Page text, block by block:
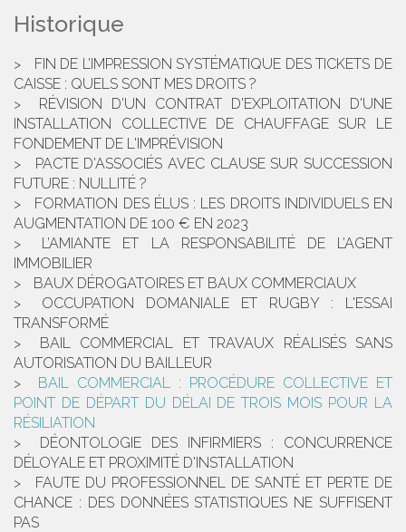
Historique
FIN DE L’IMPRESSION SYSTÉMATIQUE DES TICKETS DE
CAISSE : QUELS SONT MES DROITS ?
RÉVISION D'UN CONTRAT D'EXPLOITATION D'UNE
INSTALLATION COLLECTIVE DE CHAUFFAGE SUR LE
FONDEMENT DE L'IMPRÉVISION
PACTE D'ASSOCIÉS AVEC CLAUSE SUR SUCCESSION
FUTURE : NULLITÉ ?
FORMATION DES ÉLUS : LES DROITS INDIVIDUELS EN
AUGMENTATION DE 100 € EN 2023
L’AMIANTE ET LA RESPONSABILITÉ DE L’AGENT
IMMOBILIER
BAUX DÉROGATOIRES ET BAUX COMMERCIAUX
OCCUPATION DOMANIALE ET RUGBY : L'ESSAI
TRANSFORMÉ
BAIL COMMERCIAL ET TRAVAUX RÉALISÉS SANS
AUTORISATION DU BAILLEUR
BAIL COMMERCIAL : PROCÉDURE COLLECTIVE ET
POINT DE DÉPART DU DÉLAI DE TROIS MOIS POUR LA
RÉSILIATION
DÉONTOLOGIE DES INFIRMIERS : CONCURRENCE
DÉLOYALE ET PROXIMITÉ D'INSTALLATION
FAUTE DU PROFESSIONNEL DE SANTÉ ET PERTE DE
CHANCE : DES DONNÉES STATISTIQUES NE SUFFISENT
PAS